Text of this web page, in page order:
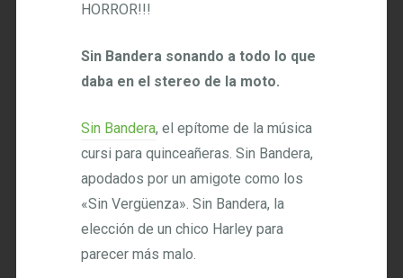
HORROR!!!
Sin Bandera sonando a todo lo que
daba en el stereo de la moto.
Sin Bandera, el epítome de la música
cursi para quinceañeras. Sin Bandera,
apodados por un amigote como los
«Sin Vergüenza». Sin Bandera, la
elección de un chico Harley para
parecer más malo.